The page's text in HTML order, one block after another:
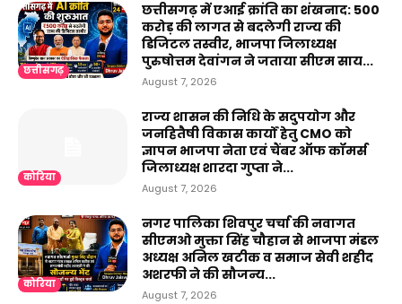
छत्तीसगढ़
छत्तीसगढ़ में एआई क्रांति का शंखनाद: 500
करोड़ की लागत से बदलेगी राज्य की
डिजिटल तस्वीर, भाजपा जिलाध्यक्ष
पुरुषोत्तम देवांगन ने जताया सीएम साय...
August 7, 2026
कोरिया
राज्य शासन की निधि के सदुपयोग और
जनहितैषी विकास कार्यों हेतु CMO को
ज्ञापन भाजपा नेता एवं चैंबर ऑफ कॉमर्स
जिलाध्यक्ष शारदा गुप्ता ने...
August 7, 2026
कोरिया
नगर पालिका शिवपुर चर्चा की नवागत
सीएमओ मुक्ता सिंह चौहान से भाजपा मंडल
अध्यक्ष अनिल खटीक व समाज सेवी शहीद
अशरफी ने की सौजन्य...
August 7, 2026